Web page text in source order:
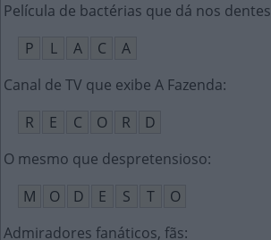
Película de bactérias que dá nos dentes
P
L A C
A
Canal de TV que exibe A Fazenda:
R
E C O R
D
O mesmo que despretensioso:
M
O D E S T
O
Admiradores fanáticos, fãs: